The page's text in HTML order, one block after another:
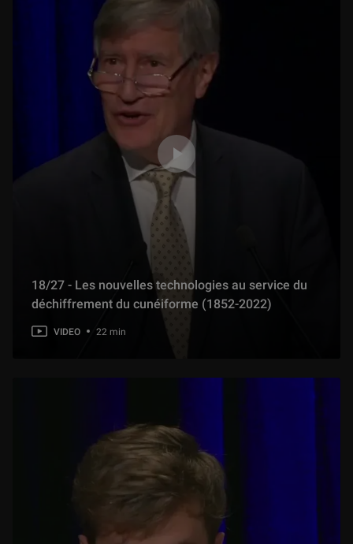
18/27 - Les nouvelles technologies au service du
déchiffrement du cunéiforme (1852-2022)
VIDEO 22 min